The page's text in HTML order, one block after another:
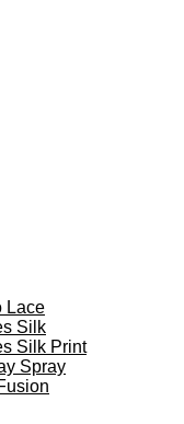
Lace
Silk
Silk Print
Spray